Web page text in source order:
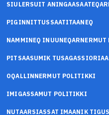
SIULERSUIT
PIGINNITTUSSAATITAANEQ
NAMMINEQ
PITSAASUMIK
OQALLINNERMUT POLITIKKI
IMIGASSAMUT POLITIKKI
NUTAARSIASSAT IMAANIK